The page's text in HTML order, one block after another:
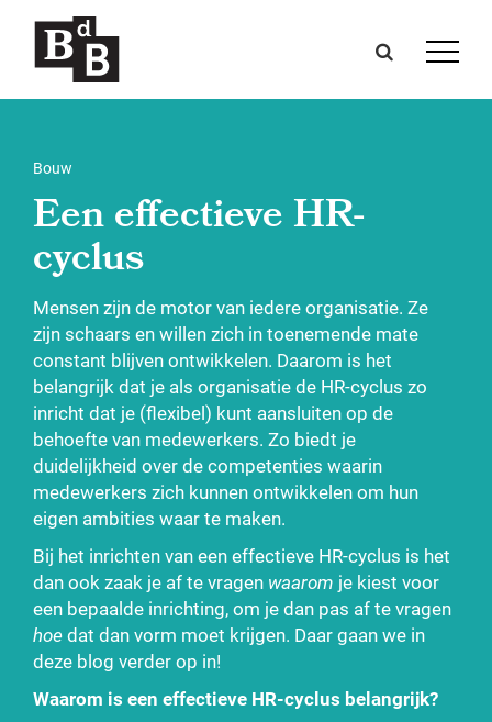
Bouw
Een effectieve HR-
cyclus
Mensen zijn de motor van iedere organisatie. Ze
zijn schaars en willen zich in toenemende mate
constant blijven ontwikkelen. Daarom is het
belangrijk dat je als organisatie de HR-cyclus zo
inricht dat je (flexibel) kunt aansluiten op de
behoefte van medewerkers. Zo biedt je
duidelijkheid over de competenties waarin
medewerkers zich kunnen ontwikkelen om hun
eigen ambities waar te maken.
Bij het inrichten van een effectieve HR-cyclus is het
dan ook zaak je af te vragen waarom je kiest voor
een bepaalde inrichting, om je dan pas af te vragen
hoedat dan vorm moet krijgen. Daar gaan we in
deze blog verder op in!
Waarom is een effectieve HR-cyclus belangrijk?